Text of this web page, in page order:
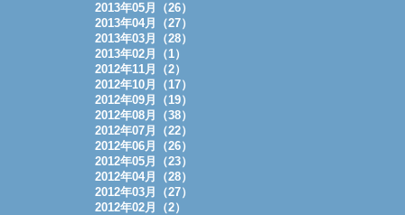
2013年05月（26）
2013年04月（27）
2013年03月（28）
2013年02月（1）
2012年11月（2）
2012年10月（17）
2012年09月（19）
2012年08月（38）
2012年07月（22）
2012年06月（26）
2012年05月（23）
2012年04月（28）
2012年03月（27）
2012年02月（2）